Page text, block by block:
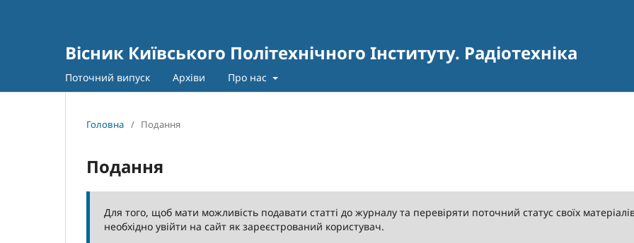
Вісник Київського Політехнічного Інституту. Радіотехніка
Поточний випуск Архіви Про нас
Головна / Подання
Подання
Для того, щоб мати можливість подавати статті до журналу та перевіряти поточний статус своїх
необхідно увійти на сайт як зареєстрований користувач.